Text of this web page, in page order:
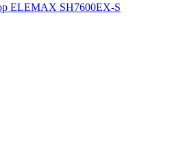
ELEMAX SH7600EX-S